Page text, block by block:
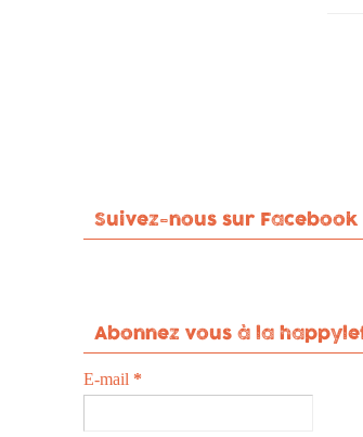
Suivez-nous sur Facebook
Abonnez vous à la
E-mail *